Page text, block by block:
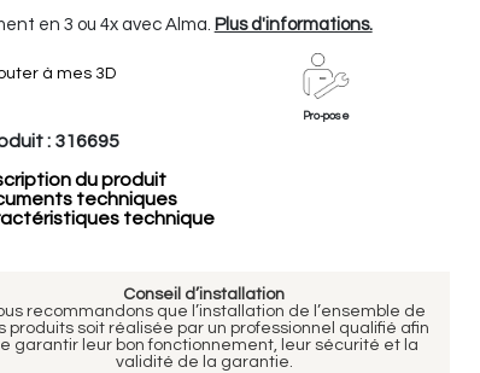
en 3 ou 4x avec Alma. Plus d'informations.
à mes 3D
Pro-pose
: 316695
du produit
techniques
technique
Conseil d’installation
recommandons que l’installation de l’ensemble de
produits soit réalisée par un professionnel qualifié afin
garantir leur bon fonctionnement, leur sécurité et la
validité de la garantie.